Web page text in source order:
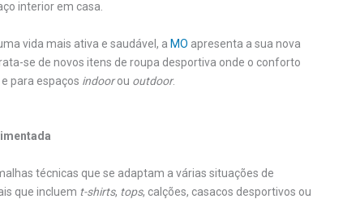
interior em casa.
vida mais ativa e saudável, a MO apresenta a sua nova
se de novos itens de roupa desportiva onde o conforto
para espaços indoorou outdoor.
técnicas que se adaptam a várias situações de
que incluem t-shirts, tops, calções, casacos desportivos ou